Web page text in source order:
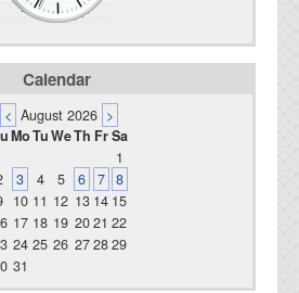
Calendar
< August 2026 >
MoTuWeTh FrSa
1
3 4 5 6 7 8
10 11 12 13 14 15
17 18 19 2021 22
24 25 26 272829
31